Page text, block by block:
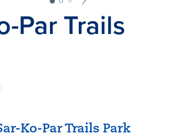
Par Trails
Ko-Par Trails Park